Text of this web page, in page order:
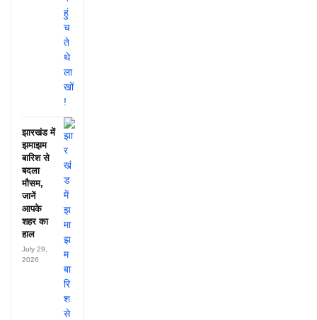
झारखंड में
झमाझम
बारिश से
बदला
मौसम,
जानें
आपके
शहर का
हाल
July 29,
2026